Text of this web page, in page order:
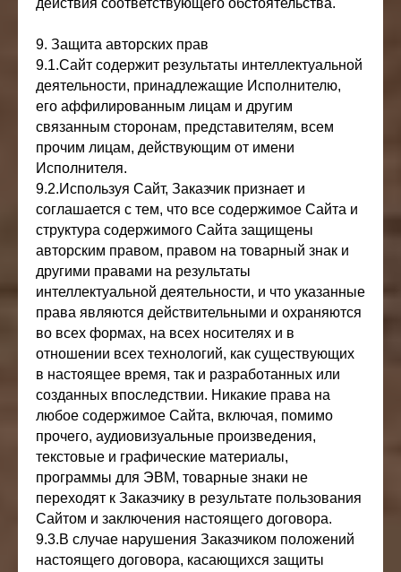
действия соответствующего обстоятельства.
9. Защита авторских прав
9.1.Сайт содержит результаты интеллектуальной
деятельности, принадлежащие Исполнителю,
его аффилированным лицам и другим
связанным сторонам, представителям, всем
прочим лицам, действующим от имени
Исполнителя.
9.2.Используя Сайт, Заказчик признает и
соглашается с тем, что все содержимое Сайта и
структура содержимого Сайта защищены
авторским правом, правом на товарный знак и
другими правами на результаты
интеллектуальной деятельности, и что указанные
права являются действительными и охраняются
во всех формах, на всех носителях и в
отношении всех технологий, как существующих
в настоящее время, так и разработанных или
созданных впоследствии. Никакие права на
любое содержимое Сайта, включая, помимо
прочего, аудиовизуальные произведения,
текстовые и графические материалы,
программы для ЭВМ, товарные знаки не
переходят к Заказчику в результате пользования
Сайтом и заключения настоящего договора.
9.3.В случае нарушения Заказчиком положений
настоящего договора, касающихся защиты